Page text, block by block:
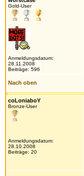
Gold-User
Anmeldungsdatum:
28.11.2008
Beiträge: 596
Nach oben
coLoniaboY
Bronze-User
Anmeldungsdatum:
28.10.2008
Beiträge: 20